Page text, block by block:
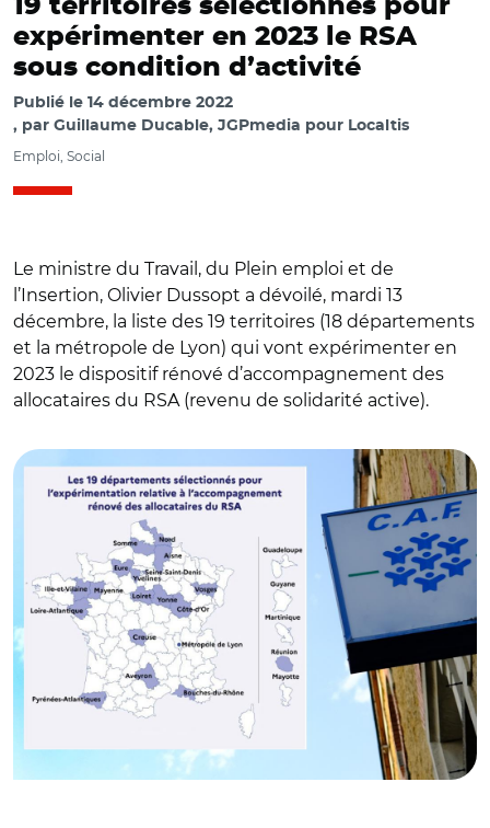
19 territoires sélectionnés pour
expérimenter en 2023 le RSA
sous condition d’activité
Publié le 14 décembre 2022
par Guillaume Ducable, JGPmedia pour Localtis
Emploi, Social
Le ministre du Travail, du Plein emploi et de
l’Insertion, Olivier Dussopt a dévoilé, mardi 13
décembre, la liste des 19 territoires (18 départements
et la métropole de Lyon) qui vont expérimenter en
2023 le dispositif rénové d’accompagnement des
allocataires du RSA (revenu de solidarité active).